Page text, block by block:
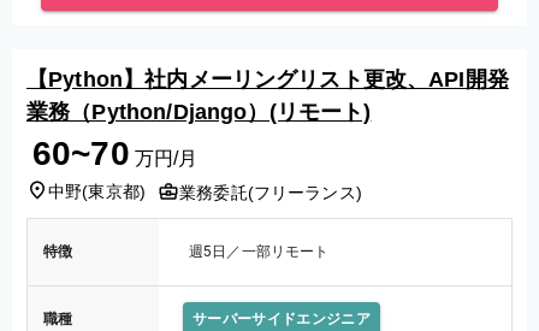
【Python】社内メーリングリスト更改、API開発
業務（Python/Django）(リモート)
60~70 万円/月
中野(東京都) 業務委託(フリーランス)
特徴 週5日／一部リモート
職種 サーバーサイドエンジニア